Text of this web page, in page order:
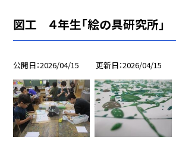
図工 ４年生「絵の具研究所」
公開日 2026/04/15 更新日 2026/04/15